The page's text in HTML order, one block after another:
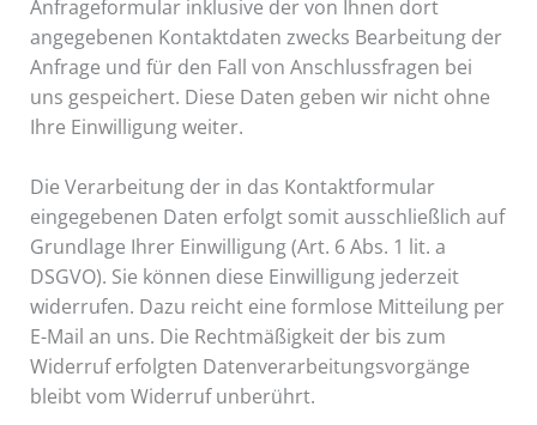
Anfrageformular inklusive der von Ihnen dort
angegebenen Kontaktdaten zwecks Bearbeitung der
Anfrage und für den Fall von Anschlussfragen bei
uns gespeichert. Diese Daten geben wir nicht ohne
Ihre Einwilligung weiter.
Die Verarbeitung der in das Kontaktformular
eingegebenen Daten erfolgt somit ausschließlich auf
Grundlage Ihrer Einwilligung (Art. 6 Abs. 1 lit. a
DSGVO). Sie können diese Einwilligung jederzeit
widerrufen. Dazu reicht eine formlose Mitteilung per
E-Mail an uns. Die Rechtmäßigkeit der bis zum
Widerruf erfolgten Datenverarbeitungsvorgänge
bleibt vom Widerruf unberührt.